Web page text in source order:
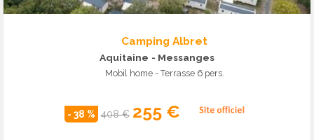
Camping Albret
Aquitaine - Messanges
Mobil home - Terrasse 6 pers.
- 38 % 408 € 255 €